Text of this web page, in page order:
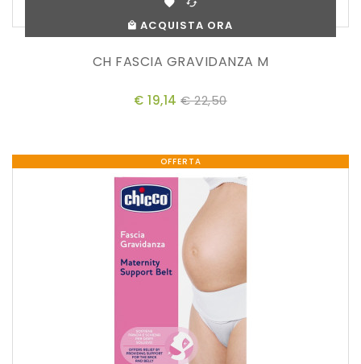
ACQUISTA ORA
CH FASCIA GRAVIDANZA M
€ 19,14 € 22,50
OFFERTA